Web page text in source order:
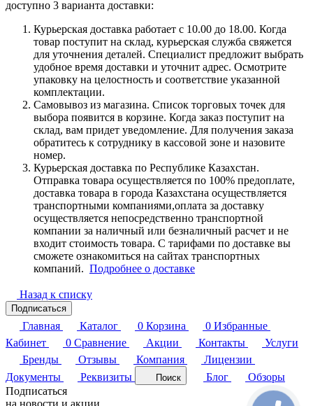
доступно 3 варианта доставки:
Курьерская доставка работает с 10.00 до 18.00. Когда
товар поступит на склад, курьерская служба свяжется
для уточнения деталей. Специалист предложит выбрать
удобное время доставки и уточнит адрес. Осмотрите
упаковку на целостность и соответствие указанной
комплектации.
Самовывоз из магазина. Список торговых точек для
выбора появится в корзине. Когда заказ поступит на
склад, вам придет уведомление. Для получения заказа
обратитесь к сотруднику в кассовой зоне и назовите
номер.
Курьерская доставка по Республике Казахстан.
Отправка товара осуществляется по 100% предоплате,
доставка товара в города Казахстана осуществляется
транспортными компаниями,оплата за доставку
осуществляется непосредственно транспортной
компании за наличный или безналичный расчет и не
входит стоимость товара. С тарифами по доставке вы
сможете ознакомиться на сайтах транспортных
компаний. Подробнее о доставке
Назад к списку
Подписаться
Главная Каталог 0 Корзина 0 Избранные
Кабинет
0 Сравнение Акции Контакты
Услуги
Бренды
Отзывы Компания
Лицензии
Документы
Реквизиты Поиск Блог
Обзоры
Подписаться
на новости и акции